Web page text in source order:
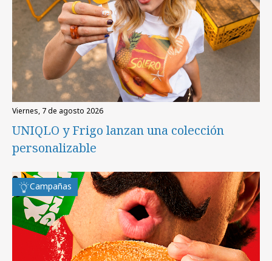
viernes, 7 de agosto 2026
UNIQLO y Frigo lanzan una colección
personalizable
Campañas